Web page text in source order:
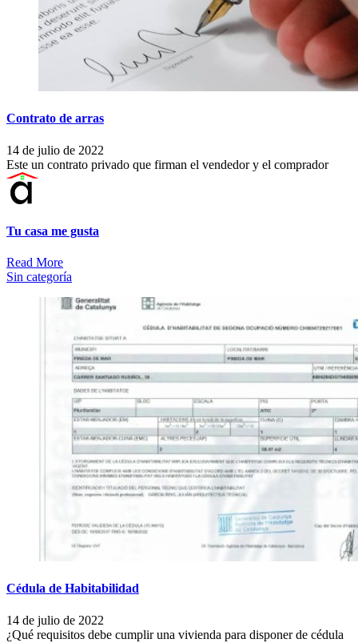
Contrato de arras
14 de julio de 2022
Este un contrato privado que firman el vendedor y el comprador
Tu casa me gusta
Read More
Sin categoría
Cédula de Habitabilidad
14 de julio de 2022
¿Qué requisitos debe cumplir una vivienda para disponer de cédula